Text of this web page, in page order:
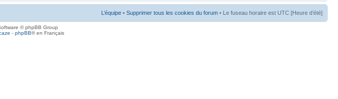
L’équipe • Supprimer tous les cookies du forum • Le fuseau horaire est UTC [Heure d’été]
© phpBB Group
- phpBB® en Français